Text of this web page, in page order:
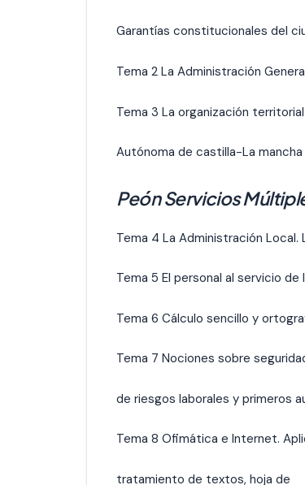
Garantías constitucionales del
Tema 2 La Administración
Tema 3 La organización
Autónoma de castilla-La mancha
Peón Servicios
Tema 4 La Administración Local.
Tema 5 El personal al servicio
Tema 6 Cálculo sencillo y
Tema 7 Nociones sobre
de riesgos laborales y primeros
Tema 8 Ofimática e Internet.
tratamiento de textos, hoja de